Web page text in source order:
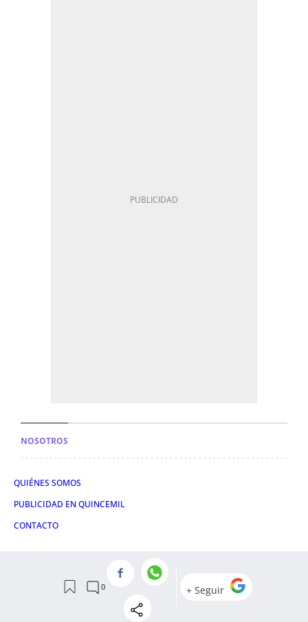
NOSOTROS
QUIÉNES SOMOS
PUBLICIDAD EN QUINCEMIL
CONTACTO